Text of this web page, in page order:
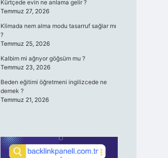
Kürtçede evin ne anlama gelir ?
Temmuz 27, 2026
Klimada nem alma modu tasarruf sağlar mı
?
Temmuz 25, 2026
Kalbim mi ağrıyor göğsüm mu ?
Temmuz 23, 2026
Beden eğitimi öğretmeni ingilizcede ne
demek ?
Temmuz 21, 2026